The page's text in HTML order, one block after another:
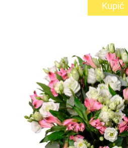
Kupić